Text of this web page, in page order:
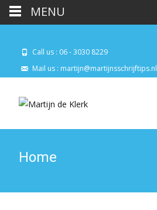
Call us : 06 - 3030 8229
Mail us : martijn@martijnsschrijftips.nl
Home
MENU